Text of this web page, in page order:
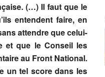
(…) Il faut que le
entendent faire, en
attendre que celui-
et que le Conseil les
au Front National.
un tel score dans les